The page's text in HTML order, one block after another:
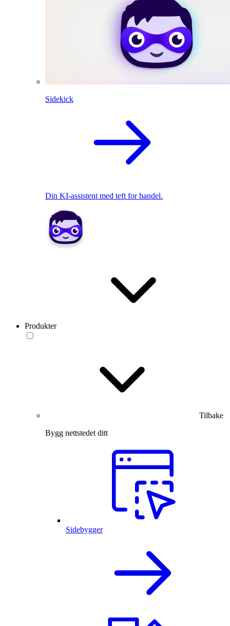
Sidekick
Din KI-assistent med teft for handel.
Produkter
Tilbake
Bygg nettstedet ditt
Sidebygger